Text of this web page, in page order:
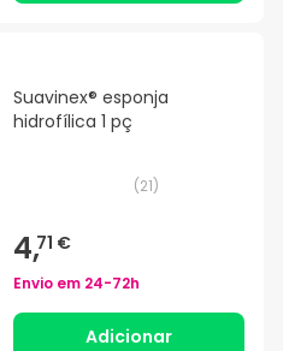
Suavinex® esponja
hidrofílica 1 pç
(21)
4,71 €
Envio em 24-72h
Adicionar